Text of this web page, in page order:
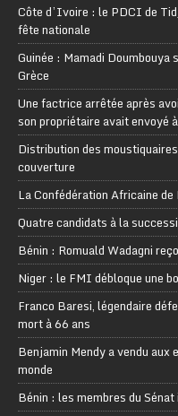
Côte d’Ivoire : le PDCI de
fête nationale
Guinée : Mamadi Doumbouya
Grèce
Une factrice arrêtée après
son propriétaire avait envoyé
Distribution des
couverture
La Confédération Africaine
Quatre candidats à la
Bénin : Romuald Wadagni
Niger : le FMI débloque une
Franco Baresi, légendaire
mort à 66 ans
Benjamin Mendy a vendu aux
monde
Bénin : les membres du